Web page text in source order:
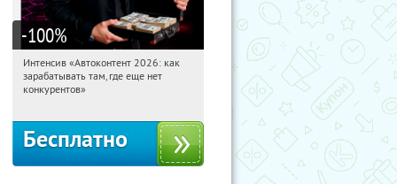
-100%
21:19:58 Получили:
Россия
Интенсив «Автоконтент 2026: как
зарабатывать там, где еще нет
конкурентов»
Бесплатно